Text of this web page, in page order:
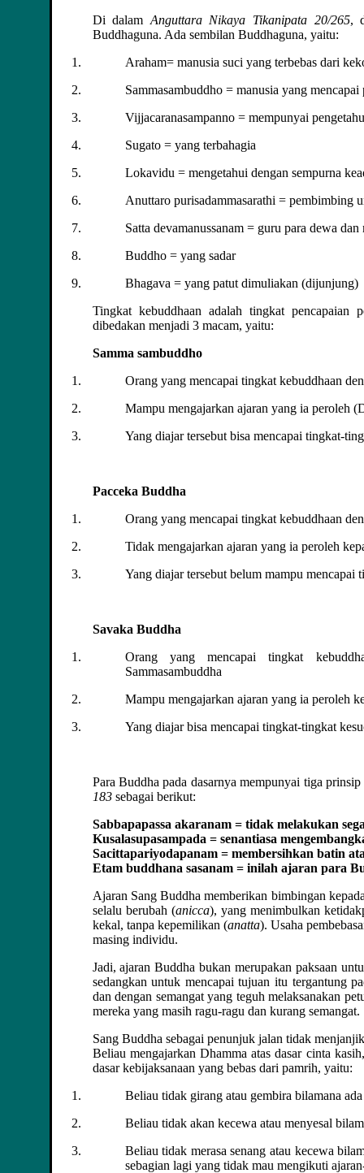
Di dalam Anguttara Nikaya Tikanipata 20/265,
Buddhaguna. Ada sembilan Buddhaguna, yaitu:
Araham= manusia suci yang terbebas dari
Sammasambuddho = manusia yang
Vijjacaranasampanno = mempunyai
Sugato = yang terbahagia
Lokavidu = mengetahui dengan sempurna
Anuttaro purisadammasarathi = pembimbing
Satta devamanussanam = guru para dewa dan
Buddho = yang sadar
Bhagava = yang patut dimuliakan (dijunjung)
Tingkat kebuddhaan adalah tingkat pencapaian
dibedakan menjadi 3 macam, yaitu:
Samma sambuddho
Orang yang mencapai tingkat kebuddhaan
Mampu mengajarkan ajaran yang ia peroleh
Yang diajar tersebut bisa mencapai tingkat-
Pacceka Buddha
Orang yang mencapai tingkat kebuddhaan
Tidak mengajarkan ajaran yang ia peroleh
Yang diajar tersebut belum mampu
Savaka Buddha
Orang yang mencapai tingkat
Sammasambuddha
Mampu mengajarkan ajaran yang ia peroleh
Yang diajar bisa mencapai tingkat-tingkat
Para Buddha pada dasarnya mempunyai tiga
183sebagai berikut:
Sabbapapassa akaranam = tidak melakukan
Kusalasupasampada = senantiasa
Sacittapariyodapanam = membersihkan batin
Etam buddhana sasanam = inilah ajaran para
Ajaran Sang Buddha memberikan bimbingan
selalu berubah (anicca), yang menimbulkan
kekal, tanpa kepemilikan (anatta). Usaha
masing individu.
Jadi, ajaran Buddha bukan merupakan paksaan
sedangkan untuk mencapai tujuan itu tergantung
dan dengan semangat yang teguh melaksanakan
mereka yang masih ragu-ragu dan kurang semangat.
Sang Buddha sebagai penunjuk jalan tidak
Beliau mengajarkan Dhamma atas dasar cinta
dasar kebijaksanaan yang bebas dari pamrih, yaitu:
Beliau tidak girang atau gembira bilamana
Beliau tidak akan kecewa atau menyesal
Beliau tidak merasa senang atau kecewa
sebagian lagi yang tidak mau mengikuti